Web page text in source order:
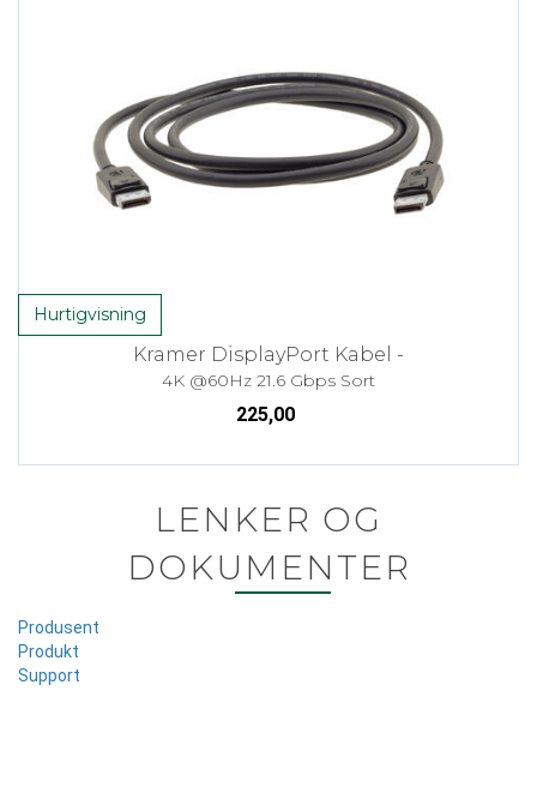
Hurtigvisning
Kramer DisplayPort Kabel -
4K @60Hz 21.6 Gbps Sort
225,00
LENKER OG
DOKUMENTER
Produsent
Produkt
Support